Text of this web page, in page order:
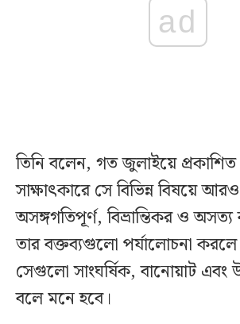
ad
তিনি বলেন, গত জুলাইয়ে প্রকাশিত
সাক্ষাৎকারে সে বিভিন্ন বিষয়ে
অসঙ্গগতিপূর্ণ, বিভ্রান্তিকর ও অসত্য
তার বক্তব্যগুলো পর্যালোচনা
সেগুলো সাংঘর্ষিক, বানোয়াট এবং
বলে মনে হবে।